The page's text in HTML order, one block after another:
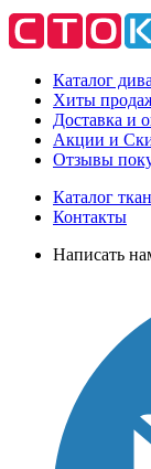
Каталог
Хиты
Доставка и
Акции и
Отзывы
Каталог
Контакты
Написать